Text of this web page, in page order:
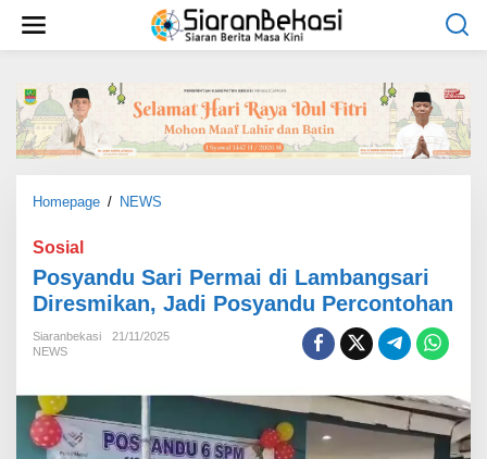
w
Homepage / NEWS
a
n
i
P
Sosial
Posyandu Sari Permai di Lambangsari
Diresmikan, Jadi Posyandu Percontohan
Siaranbekasi
21/11/2025
NEWS